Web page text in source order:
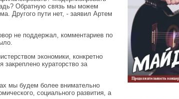
Обратную связь мы можем
Другого пути нет, - заявил Артем
не поддержал, комментариев по
экономики, конкретно
кураторство за
мы будем более внимательно
социального развития, а